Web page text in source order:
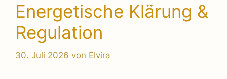
Energetische Klärung &
Regulation
30. Juli 2026 von Elvira